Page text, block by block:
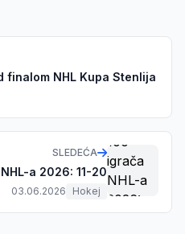
finalom NHL Kupa Stenlija
SLEDEĆA
a 2026: 11-20
03.06.2026 Hokej